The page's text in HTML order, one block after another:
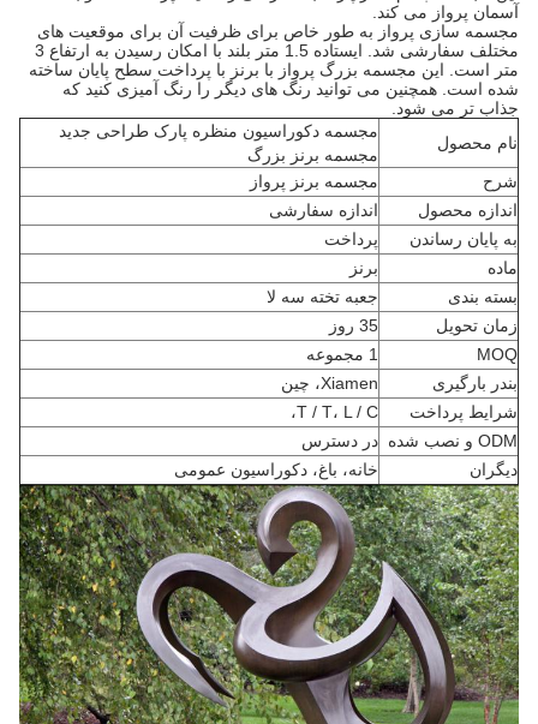
آسمان پرواز می کند.
مجسمه سازی پرواز به طور خاص برای ظرفیت آن برای موقعیت های
مختلف سفارشی شد.
ایستاده 1.5 متر بلند با امکان رسیدن به ارتفاع 3
متر است.
این مجسمه بزرگ پرواز با برنز با پرداخت سطح پایان ساخته
شده است.
همچنین می توانید رنگ های دیگر را رنگ آمیزی کنید که
جذاب تر می شود.
نام محصول
مجسمه دکوراسیون منظره پارک طراحی جدید
مجسمه برنز بزرگ
شرح
مجسمه برنز پرواز
اندازه محصول
اندازه سفارشی
به پایان رساندن
پرداخت
ماده
برنز
بسته بندی
جعبه تخته سه لا
زمان تحویل
35 روز
MOQ
بندر بارگیری
Xiamen، چین
شرایط پرداخت
T / T، L / C،
ODM و نصب شده
در دسترس
دیگران
خانه، باغ، دکوراسیون عمومی